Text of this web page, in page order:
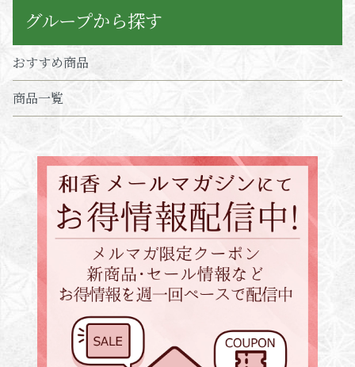
グループから探す
おすすめ商品
商品一覧